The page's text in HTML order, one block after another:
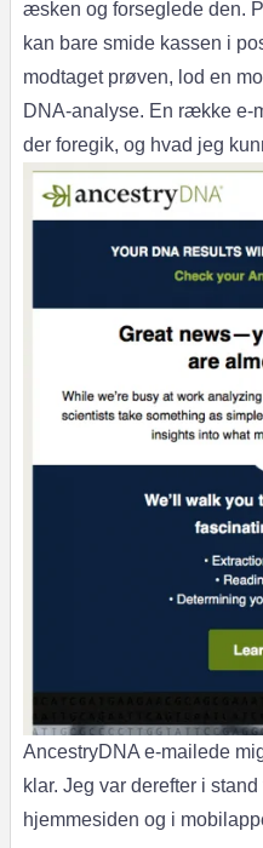
æsken og forseglede den.
kan bare smide kassen i
modtaget prøven, lod en
DNA-analyse. En række e-
der foregik, og hvad jeg
AncestryDNA e-mailede
klar. Jeg var derefter i
hjemmesiden og i